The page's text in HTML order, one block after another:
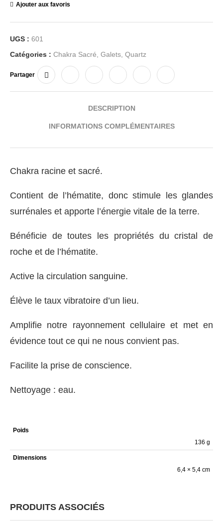
Ajouter aux favoris
UGS : 601
Catégories : Chakra Sacré Galets Quartz
Partager
DESCRIPTION
INFORMATIONS COMPLÉMENTAIRES
Chakra racine et sacré.
Contient de l’hématite, donc stimule les glandes
surrénales et apporte l’énergie vitale de la terre.
Bénéficie de toutes les propriétés du cristal de
roche et de l’hématite.
Active la circulation sanguine.
Élève le taux vibratoire d’un lieu.
Amplifie notre rayonnement cellulaire et met en
évidence tout ce qui ne nous convient pas.
Facilite la prise de conscience.
Nettoyage : eau.
Poids
136 g
Dimensions
6,4 × 5,4 cm
PRODUITS ASSOCIÉS